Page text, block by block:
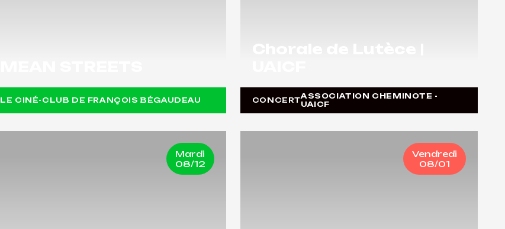
LE CINÉ-CLUB DE FRANÇOIS BÉGAUDEAU CONCERTASSOCIATION CHEMINOTE -
UAICF
Mardi
08/12
Vendredi
08/01